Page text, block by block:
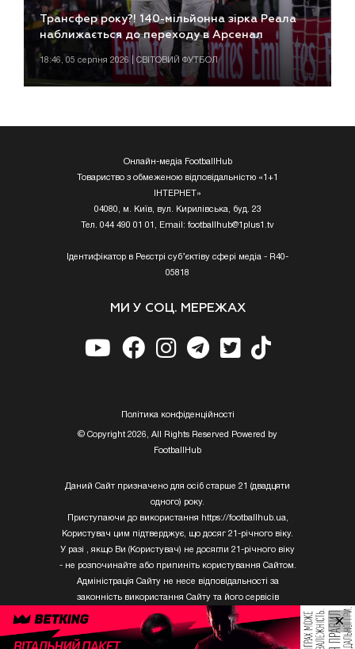
Трансфер року?! 140-мільйонна зірка Реала
наближається до переходу в Арсенал
18:46, 05 серпня 2026 | СВІТОВИЙ ФУТБОЛ
Онлайн-медіа FootballHub
Товариство з обмеженою відповідальністю «1+1
ІНТЕРНЕТ»
04080, м. Київ, вул. Кирилівська, буд. 23
Тел. 044 490 01 01, Email: footballhub@1plus1.tv
Ідентифікатор в Реєстрі суб’єктіву сфері медіа - R40-
05818
МИ У СОЦ. МЕРЕЖАХ
Полiтика конфiденцiйностi
© Copyright 2026, All Rights Reserved Powered by
FootballHub
Даний Сайт призначено для осіб старше 21 (двадцяти
одного) року.
Приступаючи до використання https://footballhub.ua,
Користувач цим підтверджує, що досяг 21-річного віку.
У разі , якщо Ви (Користувач) не досягли 21-річного віку
- не розпочинайте або припиніть користування Сайтом.
Адміністрація Сайту не несе відповідальності за
законність використання Сайту та його сервісів
Користувачем, який не досяг 21-річного віку.
×